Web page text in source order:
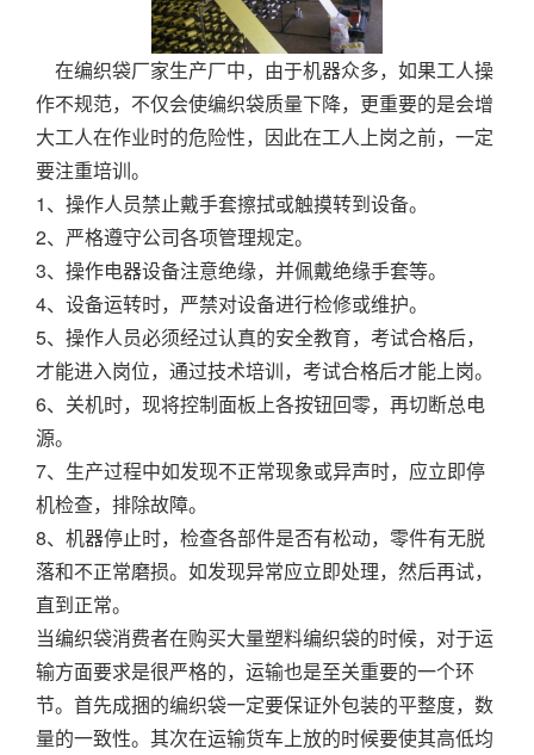
在编织袋厂家生产厂中，由于机器众多，如果工人操
作不规范，不仅会使编织袋质量下降，更重要的是会增
大工人在作业时的危险性，因此在工人上岗之前，一定
要注重培训。
1、操作人员禁止戴手套擦拭或触摸转到设备。
2、严格遵守公司各项管理规定。
3、操作电器设备注意绝缘，并佩戴绝缘手套等。
4、设备运转时，严禁对设备进行检修或维护。
5、操作人员必须经过认真的安全教育，考试合格后，
才能进入岗位，通过技术培训，考试合格后才能上岗。
6、关机时，现将控制面板上各按钮回零，再切断总电
源。
7、生产过程中如发现不正常现象或异声时，应立即停
机检查，排除故障。
8、机器停止时，检查各部件是否有松动，零件有无脱
落和不正常磨损。如发现异常应立即处理，然后再试，
直到正常。
当编织袋消费者在购买大量塑料编织袋的时候，对于运
输方面要求是很严格的，运输也是至关重要的一个环
节。首先成捆的编织袋一定要保证外包装的平整度，数
量的一致性。其次在运输货车上放的时候要使其高低均